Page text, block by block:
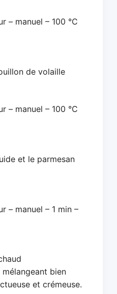
– manuel – 100 °C
de volaille
– manuel – 100 °C
et le parmesan
– manuel – 1 min –
bien
et crémeuse.